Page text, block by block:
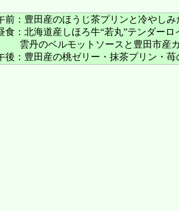
前：豊田産のほうじ茶プリンと冷やしみ
食：北海道産しほろ牛“若丸”テンダー
雲丹のベルモットソースと豊田市
後：豊田産の桃ゼリー・抹茶プリン・